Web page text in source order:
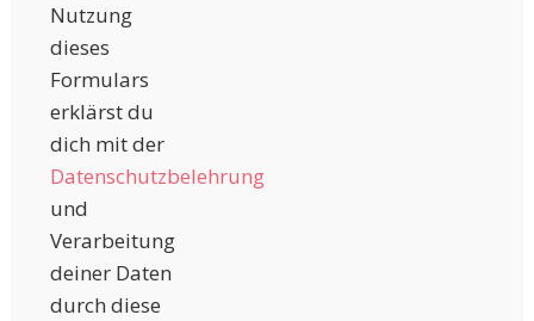
Nutzung
dieses
Formulars
erklärst du
dich mit der
Datenschutzbelehrung
und
Verarbeitung
deiner Daten
durch diese